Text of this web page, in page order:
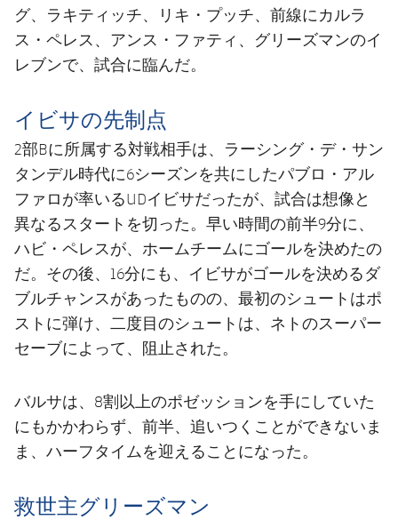
グ、ラキティッチ、リキ・プッチ、前線にカルラ
ス・ペレス、アンス・ファティ、グリーズマンのイ
レブンで、試合に臨んだ。
イビサの先制点
2部Bに所属する対戦相手は、ラーシング・デ・サン
タンデル時代に6シーズンを共にしたパブロ・アル
ファロが率いるUDイビサだったが、試合は想像と
異なるスタートを切った。早い時間の前半9分に、
ハビ・ペレスが、ホームチームにゴールを決めたの
だ。その後、16分にも、イビサがゴールを決めるダ
ブルチャンスがあったものの、最初のシュートはポ
ストに弾け、二度目のシュートは、ネトのスーパー
セーブによって、阻止された。
バルサは、8割以上のポゼッションを手にしていた
にもかかわらず、前半、追いつくことができないま
ま、ハーフタイムを迎えることになった。
救世主グリーズマン